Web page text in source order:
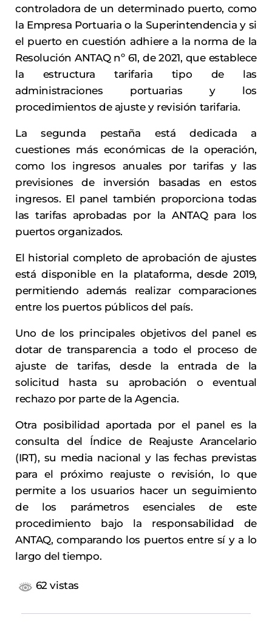
controladora de un determinado puerto, como
la Empresa Portuaria o la Superintendencia y si
el puerto en cuestión adhiere a la norma de la
Resolución ANTAQ nº 61, de 2021, que establece
la estructura tarifaria tipo de las
administraciones portuarias y los
procedimientos de ajuste y revisión tarifaria.
La segunda pestaña está dedicada a
cuestiones más económicas de la operación,
como los ingresos anuales por tarifas y las
previsiones de inversión basadas en estos
ingresos. El panel también proporciona todas
las tarifas aprobadas por la ANTAQ para los
puertos organizados.
El historial completo de aprobación de ajustes
está disponible en la plataforma, desde 2019,
permitiendo además realizar comparaciones
entre los puertos públicos del país.
Uno de los principales objetivos del panel es
dotar de transparencia a todo el proceso de
ajuste de tarifas, desde la entrada de la
solicitud hasta su aprobación o eventual
rechazo por parte de la Agencia.
Otra posibilidad aportada por el panel es la
consulta del Índice de Reajuste Arancelario
(IRT), su media nacional y las fechas previstas
para el próximo reajuste o revisión, lo que
permite a los usuarios hacer un seguimiento
de los parámetros esenciales de este
procedimiento bajo la responsabilidad de
ANTAQ, comparando los puertos entre sí y a lo
largo del tiempo.
62 vistas